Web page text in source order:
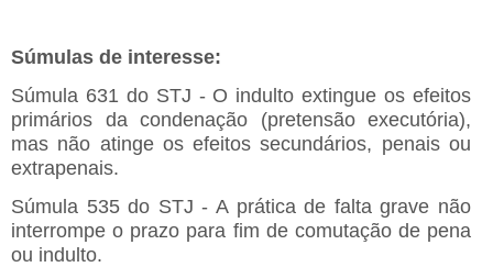
Súmulas de interesse:
Súmula 631 do STJ - O indulto extingue os efeitos
primários da condenação (pretensão executória),
mas não atinge os efeitos secundários, penais ou
extrapenais.
Súmula 535 do STJ - A prática de falta grave não
interrompe o prazo para fim de comutação de pena
ou indulto.